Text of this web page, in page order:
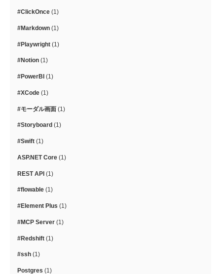
#ClickOnce (1)
#Markdown (1)
#Playwright (1)
#Notion (1)
#PowerBI (1)
#XCode (1)
#モーダル画面 (1)
#Storyboard (1)
#Swift (1)
ASP.NET Core (1)
REST API (1)
#flowable (1)
#Element Plus (1)
#MCP Server (1)
#Redshift (1)
#ssh (1)
Postgres (1)